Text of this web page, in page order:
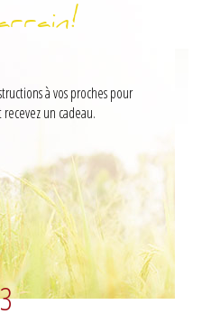
à vos proches pour
un cadeau.